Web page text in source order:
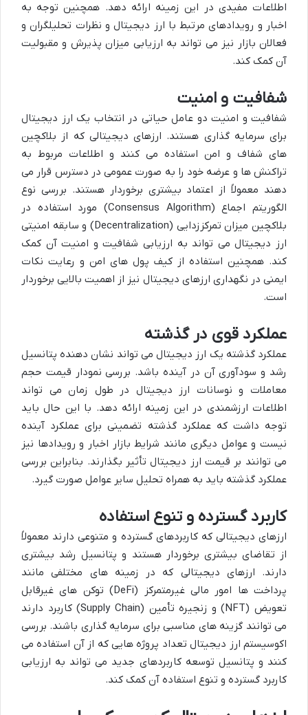
اطلاعات مفیدی در این زمینه ارائه دهد. همچنین توجه به
اخبار و رویدادهای مرتبط با ارز دیجیتال و نظرات تحلیلگران و
فعالان بازار نیز می تواند به ارزیابی میزان پذیرش و مقبولیت
آن کمک کند.
شفافیت و امنیت
شفافیت و امنیت دو عامل حیاتی در انتخاب یک ارز دیجیتال
برای سرمایه گذاری هستند. ارزهای دیجیتالی که از بلاکچین
های شفاف و امن استفاده می کنند و اطلاعات مربوط به
تراکنش ها و عرضه خود را به صورت عمومی در دسترس قرار می
دهند معمولاً از اعتماد بیشتری برخوردار هستند. بررسی نوع
الگوریتم اجماع (Consensus Algorithm) مورد استفاده در
بلاکچین میزان تمرکززدایی (Decentralization) و سابقه امنیتی
ارز دیجیتال می تواند به ارزیابی شفافیت و امنیت آن کمک
کند. همچنین استفاده از کیف پول های امن و رعایت نکات
ایمنی در نگهداری ارزهای دیجیتال نیز از اهمیت بالایی برخوردار
است.
عملکرد قوی در گذشته
عملکرد گذشته یک ارز دیجیتال می تواند نشان دهنده پتانسیل
رشد و سودآوری آن در آینده باشد. بررسی نمودار قیمت حجم
معاملات و نوسانات ارز دیجیتال در طول زمان می تواند
اطلاعات ارزشمندی در این زمینه ارائه دهد. با این حال باید
توجه داشت که عملکرد گذشته تضمینی برای عملکرد آینده
نیست و عوامل دیگری مانند شرایط بازار اخبار و رویدادها نیز
می توانند بر قیمت ارز دیجیتال تأثیر بگذارند. بنابراین بررسی
عملکرد گذشته باید به همراه تحلیل سایر عوامل صورت گیرد.
کاربرد گسترده و تنوع استفاده
ارزهای دیجیتالی که کاربردهای گسترده و متنوعی دارند معمولاً
از تقاضای بیشتری برخوردار هستند و پتانسیل رشد بیشتری
دارند. ارزهای دیجیتالی که در زمینه های مختلفی مانند
پرداخت ها امور مالی غیرمتمرکز (DeFi) توکن های غیرقابل
تعویض (NFT) و زنجیره تأمین (Supply Chain) کاربرد دارند
می توانند گزینه های مناسبی برای سرمایه گذاری باشند. بررسی
اکوسیستم ارز دیجیتال تعداد پروژه هایی که از آن استفاده می
کنند و پتانسیل توسعه کاربردهای جدید می تواند به ارزیابی
کاربرد گسترده و تنوع استفاده آن کمک کند.